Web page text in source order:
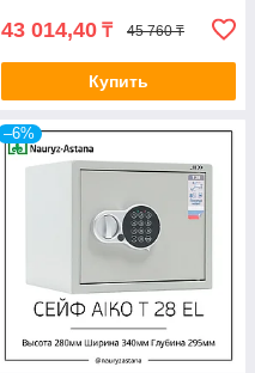
43 014,40 ₸ 45 760 ₸
Купить
–6%